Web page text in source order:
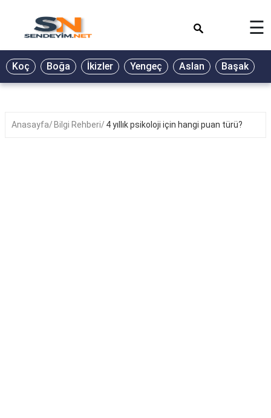
BİYOGRAFİ
GALERİ
☰
Koç Boğa İkizler Yengeç Aslan Başak
Anasayfa Bilgi Rehberi 4 yıllık psikoloji için hangi puan türü?